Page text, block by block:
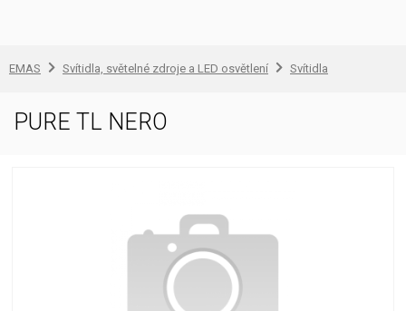
EMAS Svítidla, světelné zdroje a LED osvětlení Svítidla
PURE TL NERO